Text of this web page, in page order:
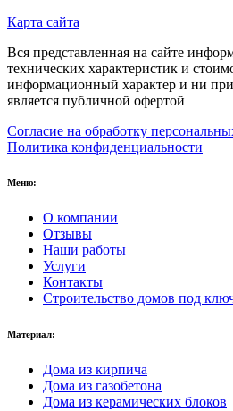
Карта сайта
Вся представленная на сайте
технических характеристик и
информационный характер и ни
является публичной офертой
Согласие на обработку
Политика конфиденциальности
Меню:
О компании
Отзывы
Наши работы
Услуги
Контакты
Строительство домов под
Материал:
Дома из кирпича
Дома из газобетона
Дома из керамических блоков